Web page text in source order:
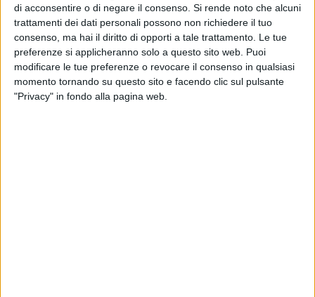
di acconsentire o di negare il consenso. Si rende noto che alcuni
trattamenti dei dati personali possono non richiedere il tuo
consenso, ma hai il diritto di opporti a tale trattamento. Le tue
preferenze si applicheranno solo a questo sito web. Puoi
modificare le tue preferenze o revocare il consenso in qualsiasi
momento tornando su questo sito e facendo clic sul pulsante
"Privacy" in fondo alla pagina web.
Secondo quanto ricostruito fino a questo momento, alle 13
circa, un uomo ha fatto irruzione nel supermercato Despar e
ha minacciato i cassieri di consegnare l'incasso.
Non ha mostrato nessun arma, ma ha finto di averne una
sotto la maglietta da utilizzare in caso di diniego.